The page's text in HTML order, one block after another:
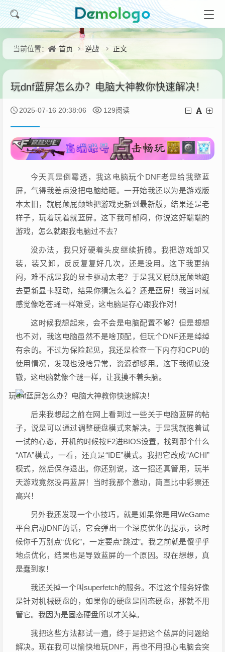
当前位置： 首页 逆战 正文
玩dnf蓝屏怎么办？电脑大神教你快速解决！
2025-07-16 20:38:06 129阅读
今天真是倒霉透，我这电脑玩个DNF老是给我整蓝
屏，气得我差点没把电脑给砸。一开始我还以为是游戏版
本太旧，就屁颠屁颠地把游戏更新到最新版，结果还是老
样子，玩着玩着就蓝屏。这下我可郁闷，你说这好端端的
游戏，怎么就跟我电脑过不去？
没办法，我只好硬着头皮继续折腾。我把游戏卸又
装，装又卸，反反复复好几次，还是没用。这下我更纳
闷，难不成是我的显卡驱动太老？于是我又屁颠屁颠地跑
去更新显卡驱动，结果你猜怎么着？还是蓝屏！我当时就
感觉像吃苍蝇一样难受，这电脑是存心跟我作对！
这时候我想起来，会不会是电脑配置不够？但是想想
也不对，我这电脑虽然不是啥顶配，但玩个DNF还是绰绰
有余的。不过为保险起见，我还是检查一下内存和CPU的
使用情况，发现也没啥异常，资源都够用。这下我彻底没
辙，这电脑就像个谜一样，让我摸不着头脑。
后来我想起之前在网上看到过一些关于电脑蓝屏的帖
子，说是可以通过调整硬盘模式来解决。于是我就抱着试
一试的心态，开机的时候按F2进BIOS设置，找到那个什么
“ATA”模式，一看，还真是“IDE”模式。我把它改成“ACHI”
模式，然后保存退出。你还别说，这一招还真管用，玩半
天游戏竟然没再蓝屏！当时我那个激动，简直比中彩票还
高兴！
另外我还发现一个小技巧，就是如果你是用WeGame
平台启动DNF的话，它会弹出一个深度优化的提示，这时
候你千万别点“优化”，一定要点“跳过”。我之前就是傻乎乎
地点优化，结果也是导致蓝屏的一个原因。现在想想，真
是蠢到家！
我还关掉一个叫superfetch的服务。不过这个服务好像
是针对机械硬盘的，如果你的硬盘是固态硬盘，那就不用
管它。我因为是固态硬盘所以才关掉。
我把这些方法都试一遍，终于是把这个蓝屏的问题给
解决。现在我可以愉快地玩DNF，再也不用担心电脑会突